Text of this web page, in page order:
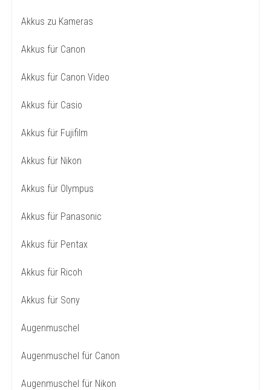
Akkus zu Kameras
Akkus für Canon
Akkus für Canon Video
Akkus für Casio
Akkus für Fujifilm
Akkus für Nikon
Akkus für Olympus
Akkus für Panasonic
Akkus für Pentax
Akkus für Ricoh
Akkus für Sony
Augenmuschel
Augenmuschel für Canon
Augenmuschel für Nikon